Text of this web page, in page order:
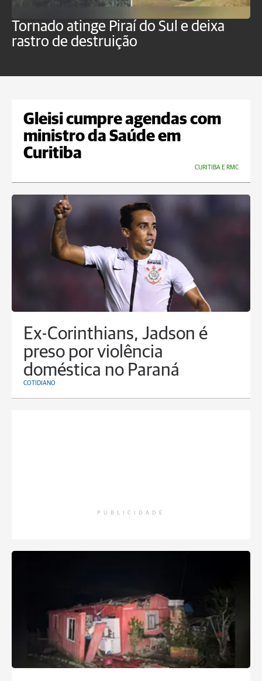
Tornado atinge Piraí do Sul e deixa
rastro de destruição
Gleisi cumpre agendas com
ministro da Saúde em
Curitiba
CURITIBA E RMC
Ex-Corinthians, Jadson é
preso por violência
doméstica no Paraná
COTIDIANO
PUBLICIDADE